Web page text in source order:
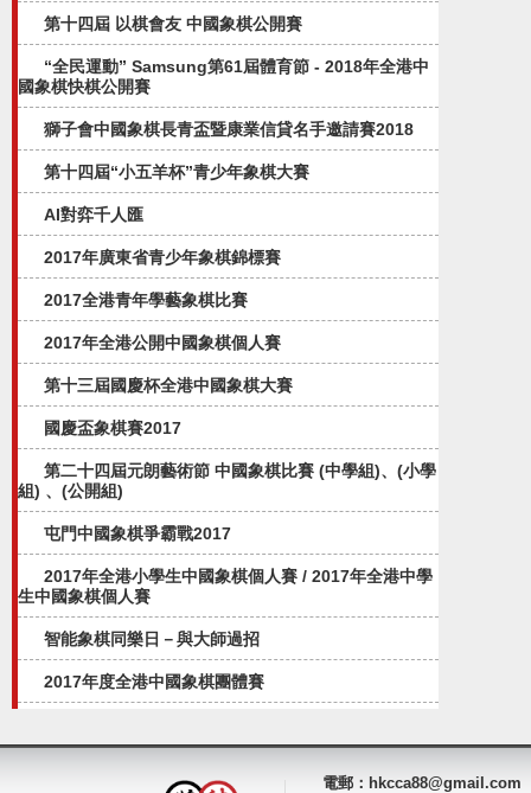
第十四屆 以棋會友 中國象棋公開賽
“全民運動” Samsung第61屆體育節 - 2018年全港中
國象棋快棋公開賽
獅子會中國象棋長青盃暨康業信貸名手邀請賽2018
第十四屆“小五羊杯”青少年象棋大賽
AI對弈千人匯
2017年廣東省青少年象棋錦標賽
2017全港青年學藝象棋比賽
2017年全港公開中國象棋個人賽
第十三屆國慶杯全港中國象棋大賽
國慶盃象棋賽2017
第二十四屆元朗藝術節 中國象棋比賽 (中學組)、(小學
組) 、(公開組)
屯門中國象棋爭霸戰2017
2017年全港小學生中國象棋個人賽 / 2017年全港中學
生中國象棋個人賽
智能象棋同樂日－與大師過招
2017年度全港中國象棋團體賽
電郵：hkcca88@gmail.com